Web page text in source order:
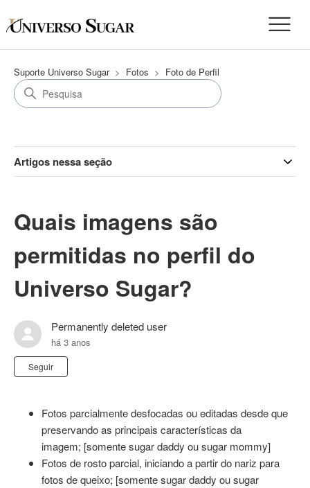
Suporte Universo Sugar Fotos Foto de Perfil
Artigos nessa seção
Quais imagens são
permitidas no perfil do
Universo Sugar?
Permanently deleted user
há 3 anos
Seguir
Fotos parcialmente desfocadas ou editadas desde que
preservando as principais características da
imagem; [somente sugar daddy ou sugar mommy]
Fotos de rosto parcial, iniciando a partir do nariz para
fotos de queixo; [somente sugar daddy ou sugar